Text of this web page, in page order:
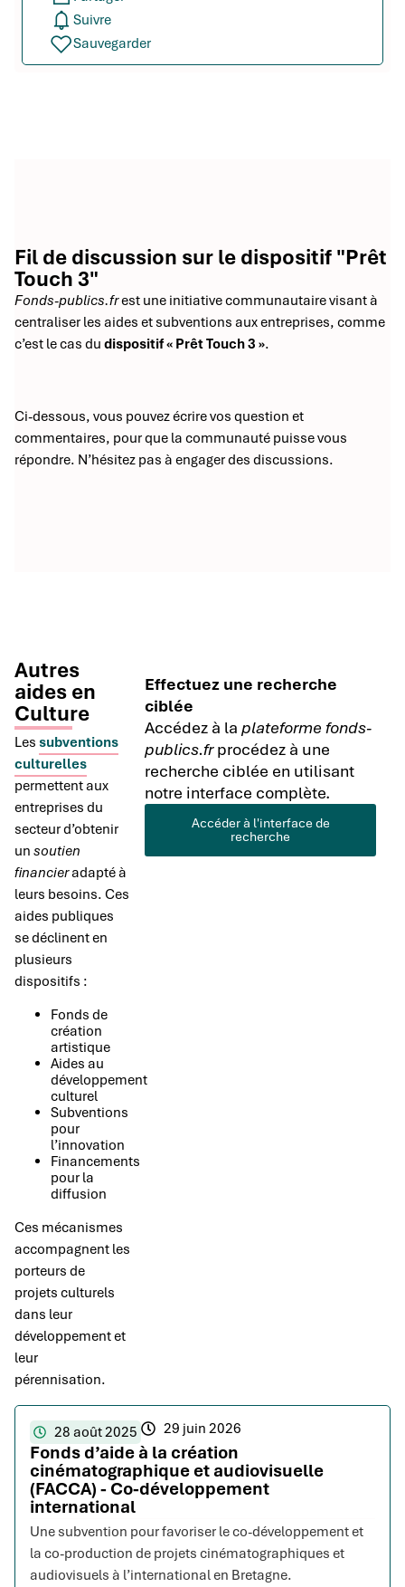
Suivre
Sauvegarder
Fil de discussion sur le dispositif "Prêt
Touch 3"
Fonds-publics.frest une initiative communautaire visant à
centraliser les aides et subventions aux entreprises, comme
c’est le cas du dispositif « Prêt Touch 3 ».
Ci-dessous, vous pouvez écrire vos question et
commentaires, pour que la communauté puisse vous
répondre. N’hésitez pas à engager des discussions.
Autres
aides en
Culture
Les subventions
culturelles
permettent aux
entreprises du
secteur d’obtenir
un soutien
financieradapté à
leurs besoins. Ces
aides publiques
se déclinent en
plusieurs
dispositifs :
Fonds de
création
artistique
Aides au
développement
culturel
Subventions
pour
l’innovation
Financements
pour la
diffusion
Ces mécanismes
accompagnent les
porteurs de
projets culturels
dans leur
développement et
leur
pérennisation.
Effectuez une recherche
ciblée
Accédez à laplateforme fonds-
publics.frprocédez à une
recherche ciblée en utilisant
notre interface complète.
Accéder à l'interface de
recherche
28 août 2025 29 juin 2026
Fonds d’aide à la création
cinématographique et audiovisuelle
(FACCA) - Co-développement
international
Une subvention pour favoriser le co-développement et
la co-production de projets cinématographiques et
audiovisuels à l’international en Bretagne.